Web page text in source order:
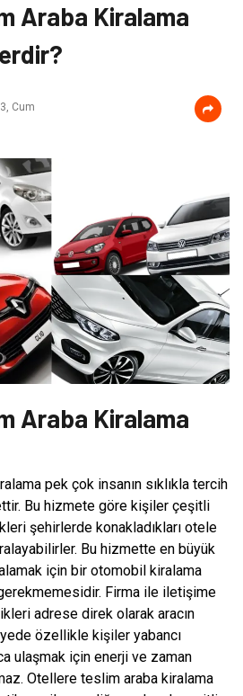
Araba Kiralama
Cum
Araba Kiralama
pek çok insanın sıklıkla tercih
Bu hizmete göre kişiler çeşitli
şehirlerde konakladıkları otele
Bu hizmette en büyük
için bir otomobil kiralama
Firma ile iletişime
adrese direk olarak aracın
özellikle kişiler yabancı
ulaşmak için enerji ve zaman
Otellere teslim araba kiralama